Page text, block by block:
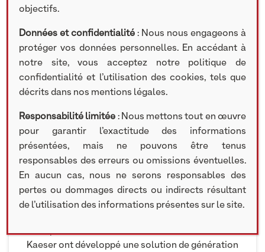
20 JANVIER 2023
« Dans le gigantesque océan de connaissance
qu’est le Web, Google Search aidait à naviguer.
ChatGPT construit des îles où faire escale. »
Etienne Grass, Les Echos, 14 janv. 2023
présente dans notre vie quotidienne, et les
modèles de traitement du langage
comme Yseop ou ChatGPT jouent un rôle clé
dans cette évolution.
Yseop, participation accompagnée par Grégoire
Sentilhes et Michaël Strauss-Kahn, est un leader
entreprises. Emmanuel Walckenaer et Alain
Kaeser ont développé une solution de génération
objectifs.
Données et confidentialité : Nous nous engageons à
protéger vos données personnelles. En accédant à
notre site, vous acceptez notre politique de
confidentialité et l’utilisation des cookies, tels que
décrits dans nos mentions légales.
Responsabilité limitée : Nous mettons tout en œuvre
pour garantir l’exactitude des informations
présentées, mais ne pouvons être tenus
responsables des erreurs ou omissions éventuelles.
En aucun cas, nous ne serons responsables des
pertes ou dommages directs ou indirects résultant
de l’utilisation des informations présentes sur le site.